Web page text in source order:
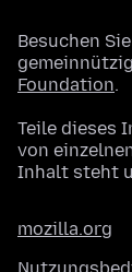
Besuchen
Foundation.
Teile dieses
von
Inhalt steht
mozilla.org